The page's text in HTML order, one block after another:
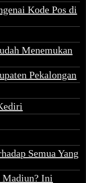
Kode Pos di
Menemukan
Pekalongan
Semua Yang
Madiun? Ini